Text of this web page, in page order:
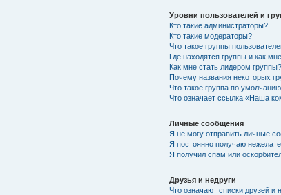
Уровни пользователей и
Кто такие администраторы?
Кто такие модераторы?
Что такое группы
Где находятся группы и как
Как мне стать лидером группы?
Почему названия некоторых
Что такое группа по
Что означает ссылка «Наша
Личные сообщения
Я не могу отправить личные
Я постоянно получаю
Я получил спам или
Друзья и недруги
Что означают списки друзей и